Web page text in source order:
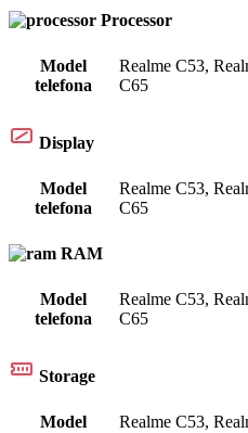
Processor
Model
telefona
Realme C53,
C65
Display
Model
telefona
Realme C53,
C65
RAM
Model
telefona
Realme C53,
C65
Storage
Model
Realme C53,